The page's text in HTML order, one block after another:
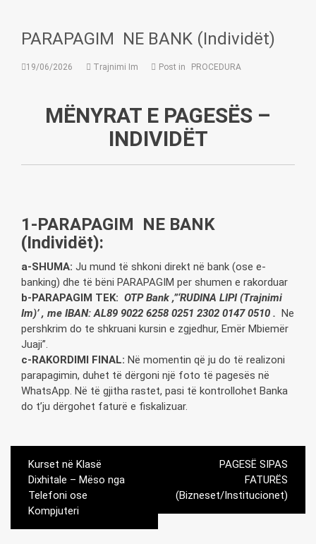
PARAPAGIM NE BANK (Individët)
19/06/2026 Trajnimi Im Post in PROCEDURA
MËNYRAT E PAGESËS –
INDIVIDËT
1-PARAPAGIM NE BANK
(Individët):
a-SHUMA: Ju mund të shkoni direkt në bank (ose e-
banking) dhe të bëni PARAPAGIM per shumen e rakorduar
b-PARAPAGIM TEK: OTP Bank ,”‘RUDINA LIPI (Trajnimi
Im)’ , me IBAN: AL89 9022 6258 0251 2302 0147 0510 . Ne
pershkrim do te shkruani kursin e zgjedhur, Emër Mbiemër
Juaji”.
c-RAKORDIMI FINAL: Në momentin që ju do të realizoni
parapagimin, duhet të dërgoni një foto të pagesës në
WhatsApp. Në të gjitha rastet, pasi të kontrollohet Banka
do t’ju dërgohet faturë e fiskalizuar.
Post
navigation
Kurset në Klasë
Dixhitale – Mëso nga
Telefoni ose
Kompjuteri
PAGESË SIPAS
FATURËS
(Bizneset/Institucionet)